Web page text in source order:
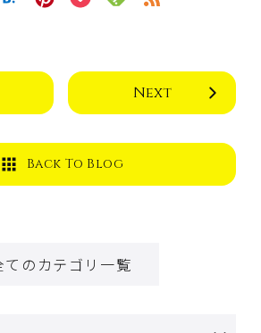
Next
Back To Blog
てのカテゴリ一覧